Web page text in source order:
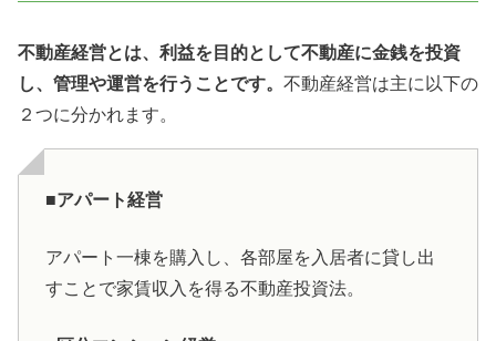
不動産経営とは、利益を目的として不動産に金銭を投資
し、管理や運営を行うことです。 不動産経営は主に以下の
２つに分かれます。
■アパート経営
アパート一棟を購入し、各部屋を入居者に貸し出
すことで家賃収入を得る不動産投資法。